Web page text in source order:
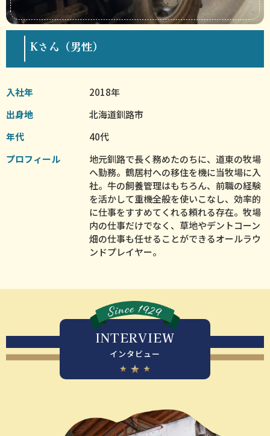
Kさん（男性）
入社年
2018年
出身地
北海道釧路市
年代
40代
プロフィール
地元釧路で長く務めたのちに、道東の牧場
へ勤務。鶴居村への移住を機に当牧場に入
社。牛の飼養管理はもちろん、前職の経験
を活かして重機全般を使いこなし、効率的
に仕事をすすめてくれる頼れる存在。牧場
内の仕事だけでなく、草地やデントコーン
畑の仕事も任せることができるオールラウ
ンドプレイヤー。
INTERVIEW
インタビュー